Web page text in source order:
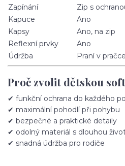
Zapínání
Zip s
Kapuce
Ano
Kapsy
Ano, na zip
Reflexní prvky
Ano
Údržba
Praní v
Proč zvolit dětskou
✔ funkční ochrana do každého
✔ maximální pohodlí při pohybu
✔ bezpečné a praktické detaily
✔ odolný materiál s dlouhou
✔ snadná údržba pro rodiče